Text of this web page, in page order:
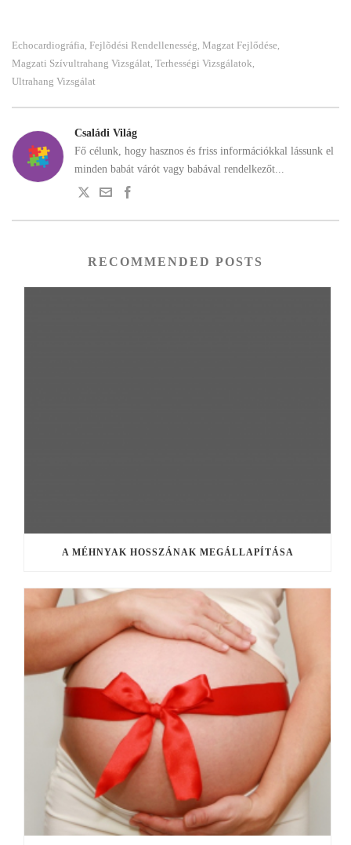
Echocardiográfia, Fejlõdési Rendellenesség, Magzat Fejlődése,
Magzati Szívultrahang Vizsgálat, Terhességi Vizsgálatok,
Ultrahang Vizsgálat
Családi Világ
Fő célunk, hogy hasznos és friss információkkal lássunk el
minden babát várót vagy babával rendelkezőt...
RECOMMENDED POSTS
A MÉHNYAK HOSSZÁNAK MEGÁLLAPÍTÁSA